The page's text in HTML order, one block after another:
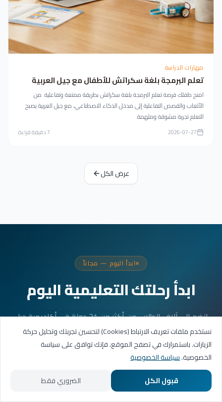
مهارات الدراسة
تعلم البرمجة بلغة سكراتش للأطفال مع جيل العربية
امنح طفلك فرصة تعلم البرمجة بلغة سكراتش بطريقة ممتعة وتفاعلية. من
الألعاب والقصص التفاعلية إلى مدخل الذكاء الاصطناعي، مع جيل العربية يصبح
التعلم تجربة مشوقة وملهمة.
2026-07-27
7دقيقة قراءة
عرض الكل
ابدأ اليوم — مجاناً
ابدأ رحلتك التعليمية اليوم
انضم إلى آلاف الطلاب من أكثر من 31 دولة في أكاديمية جيل
العربية. جلستك الأولى مجانية.
احجز حصتك التجريبية
تواصل عبر واتساب
الرئيسية المسارات التعليمية
نستخدم ملفات تعريف الارتباط (Cookies) لتحسين تجربتك وتحليل حركة
الزيارات. باستمرارك في تصفح الموقع، فإنك توافق على سياسة
الخصوصية.سياسة الخصوصية
قبول الكل
الضروري فقط